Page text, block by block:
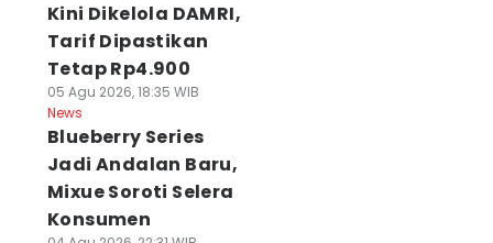
Kini Dikelola DAMRI,
Tarif Dipastikan
Tetap Rp4.900
05 Agu 2026, 18:35 WIB
News
Blueberry Series
Jadi Andalan Baru,
Mixue Soroti Selera
Konsumen